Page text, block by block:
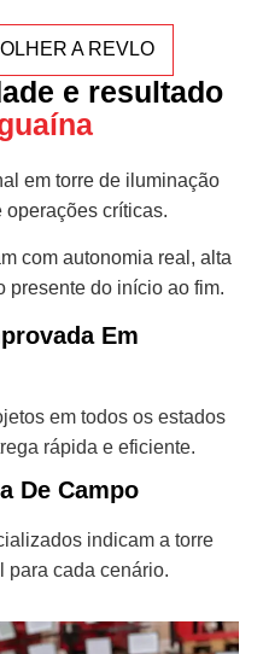
A REVLO
e resultado
em torre de iluminação
operações críticas.
com autonomia real, alta
presente do início ao fim.
Em
em todos os estados
rápida e eficiente.
De Campo
indicam a torre
para cada cenário.